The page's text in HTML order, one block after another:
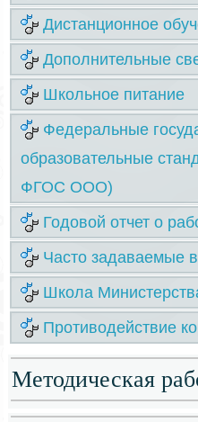
Дистанционное
Дополнительные
Школьное питание
Федеральные
образовательные
ФГОС ООО)
Годовой отчет о
Часто задаваемые
Школа
Противодействие
Методическая